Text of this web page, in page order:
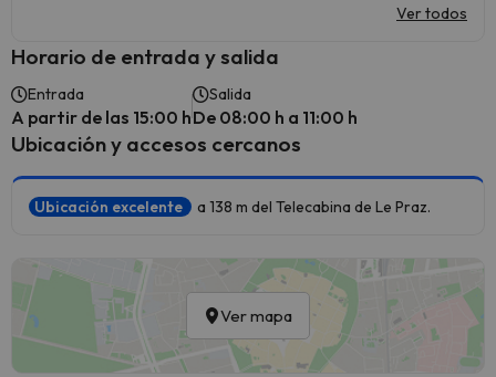
Ver todos
Horario de entrada y salida
Entrada
A partir de las 15:00 h
Salida
De 08:00 h a 11:00 h
Ubicación y accesos cercanos
Ubicación excelente a 138 m del Telecabina de Le Praz.
Ver mapa